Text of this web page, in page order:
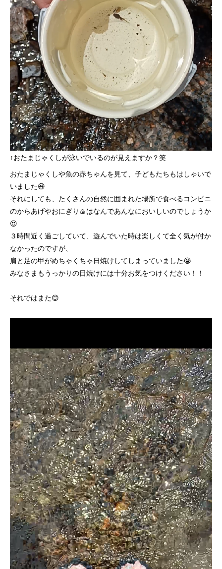
↑おたまじゃくしが泳いでいるのが見えますか？笑
おたまじゃくしや魚の赤ちゃんを見て、子どもたちもはしゃいで
いました😆
それにしても、たくさんの自然に囲まれた場所で食べるコンビニ
のからあげやおにぎり🍙はなんであんなにおいしいのでしょうか
😍
３時間近く過ごしていて、遊んでいた時は楽しくて全く気が付か
なかったのですが、
肩と足の甲がめちゃくちゃ日焼けしてしまっていました😭
みなさまもうっかりの日焼けには十分お気をつけください！！
それではまた😊